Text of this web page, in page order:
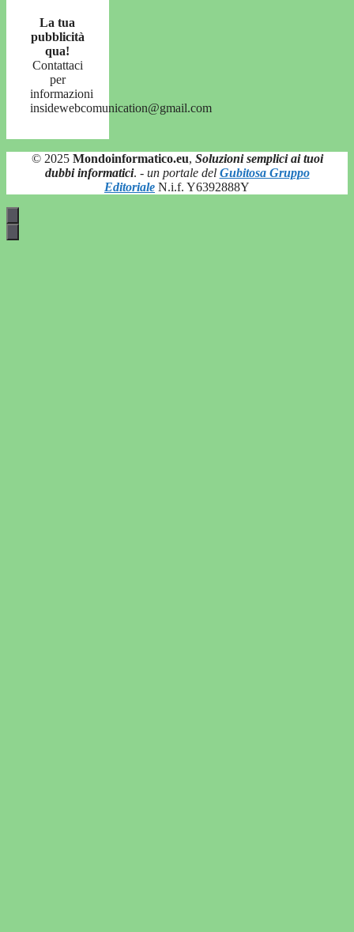
La tua
pubblicità
qua!
Contattaci
per
informazioni
insidewebcomunication@gmail.com
© 2025 Mondoinformatico.eu, Soluzioni semplici ai tuoi
dubbi informatici. - un portale del Gubitosa Gruppo
Editoriale N.i.f. Y6392888Y